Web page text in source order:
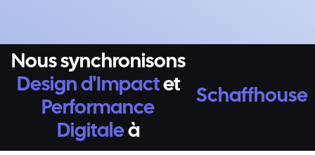
Nous synchronisons
Design d'Impactet
Performance
Digitaleà
Schaffhouse